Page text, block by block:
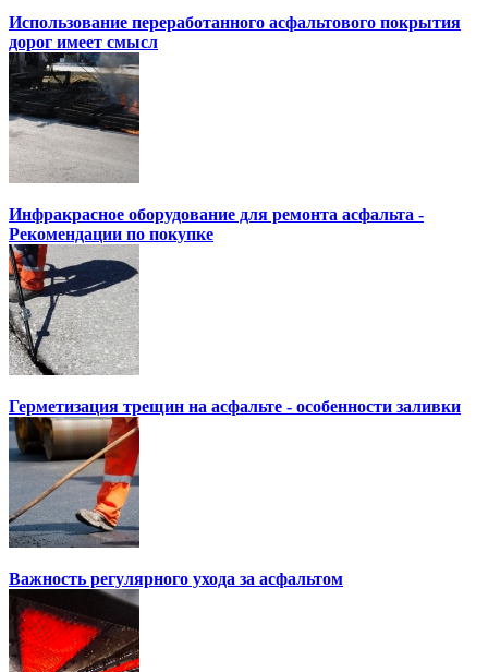
Использование переработанного асфальтового покрытия
дорог имеет смысл
Инфракрасное оборудование для ремонта асфальта -
Рекомендации по покупке
Герметизация трещин на асфальте - особенности заливки
Важность регулярного ухода за асфальтом